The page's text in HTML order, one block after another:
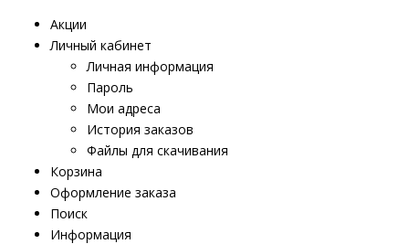
Акции
Личный кабинет
Личная информация
Пароль
Мои адреса
История заказов
Файлы для скачивания
Корзина
Оформление заказа
Поиск
Информация